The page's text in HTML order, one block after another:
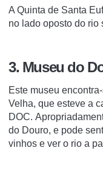
A Quinta de Santa
no lado oposto do rio
3. Museu do
Este museu
Velha, que esteve a
DOC.
do Douro, e pode
vinhos e ver o rio a